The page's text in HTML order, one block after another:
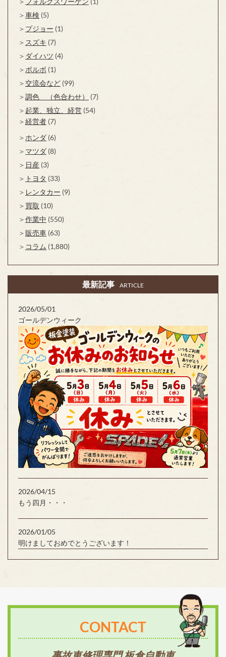
車検 (5)
プジョー (1)
スズキ (7)
ダイハツ (4)
ボルボ (1)
交流会など (99)
調色 （色合わせ）
(7)
起業、独立、経営 (54)
経営者 (7)
ホンダ (6)
マツダ (8)
日産 (3)
トヨタ (33)
レンタカー (9)
買取 (10)
作業中 (550)
販売車 (63)
コラム (1,880)
最新記事 ARTICLE
2026/05/01
ゴールデンウィーク
2026/04/15
もう四月・・・
2026/01/05
明けましておめでとうございます！
CONTACT